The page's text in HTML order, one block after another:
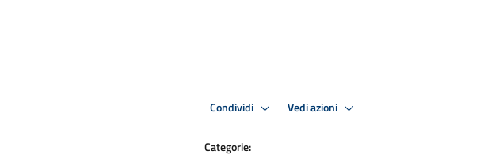
Condividi Vedi azioni
Categorie: